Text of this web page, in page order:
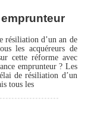
résiliation d’un an de
les acquéreurs de
cette réforme avec
emprunteur ? Les
de résiliation d’un
tous les